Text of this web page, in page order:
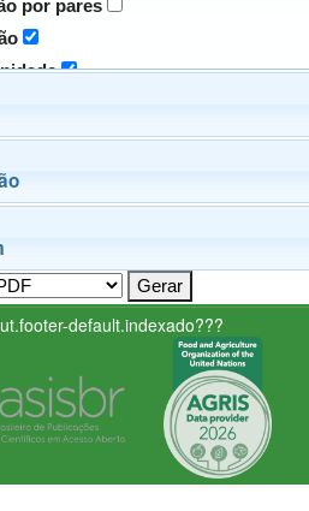
por pares
default.indexado???